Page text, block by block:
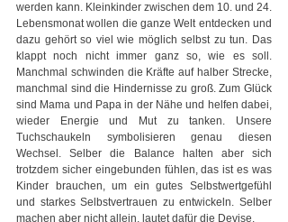
werden kann. Kleinkinder zwischen dem 10. und 24.
Lebensmonat wollen die ganze Welt entdecken und
dazu gehört so viel wie möglich selbst zu tun. Das
klappt noch nicht immer ganz so, wie es soll.
Manchmal schwinden die Kräfte auf halber Strecke,
manchmal sind die Hindernisse zu groß. Zum Glück
sind Mama und Papa in der Nähe und helfen dabei,
wieder Energie und Mut zu tanken. Unsere
Tuchschaukeln symbolisieren genau diesen
Wechsel. Selber die Balance halten aber sich
trotzdem sicher eingebunden fühlen, das ist es was
Kinder brauchen, um ein gutes Selbstwertgefühl
und starkes Selbstvertrauen zu entwickeln. Selber
machen aber nicht allein, lautet dafür die Devise.